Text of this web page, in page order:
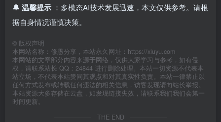
🔔 温馨提示 ：多模态AI技术发展迅速，本文仅供参考。请根
据自身情况谨慎决策。
© 版权声明
本网站名称：修愚分享，本站永久网址：https://xiuyu.com
本网站的文章部分内容来源于网络，仅供大家学习与参考，如有侵
权，请联系站长 QQ：24844 进行删除处理。本站一切资源不代表本
站立场，不代表本站赞同其观点和对其真实性负责。本站一律禁止以
任何方式发布或转载任何违法的相关信息，访客发现请向站长举报。
本站资源大多存储在云盘，如发现链接失效，请联系我们我们会第一
时间更新。
THE END